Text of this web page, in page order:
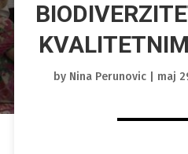
by Nina Perunovic maj